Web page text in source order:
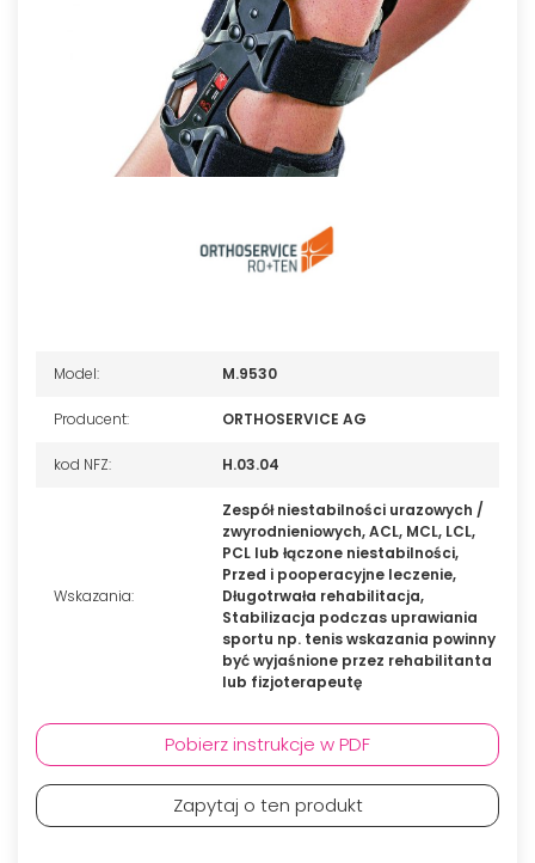
Model: M.9530
Producent: ORTHOSERVICE AG
kod NFZ: H.03.04
Wskazania:
Zespół niestabilności urazowych /
zwyrodnieniowych, ACL, MCL, LCL,
PCL lub łączone niestabilności,
Przed i pooperacyjne leczenie,
Długotrwała rehabilitacja,
Stabilizacja podczas uprawiania
sportu np. tenis wskazania powinny
być wyjaśnione przez rehabilitanta
lub fizjoterapeutę
Pobierz instrukcje w PDF
Zapytaj o ten produkt